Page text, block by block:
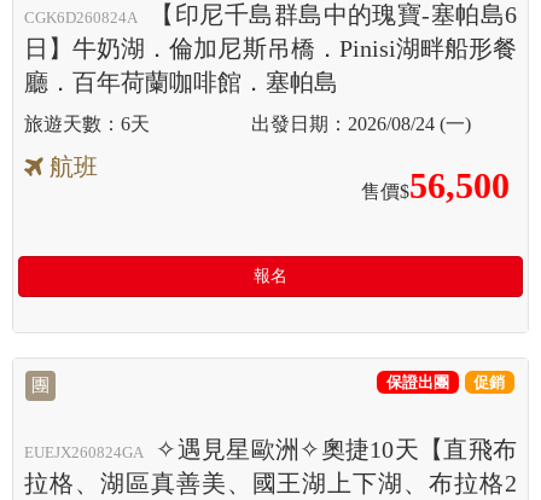
CGK6D260824A
【印尼千島群島中的瑰寶-塞帕島6
日】牛奶湖．倫加尼斯吊橋．Pinisi湖畔船形餐
廳．百年荷蘭咖啡館．塞帕島
6天 2026/08/24 (一)
航班
售價$56,500
報名
團
EUEJX260824GA
✧遇見星歐洲✧奧捷10天【直飛布
拉格、湖區真善美、國王湖上下湖、布拉格2
保證出團 促銷